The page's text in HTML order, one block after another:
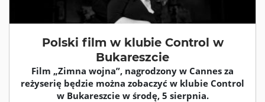
Polski film w klubie Control w
Bukareszcie
Film „Zimna wojna”, nagrodzony w Cannes za
reżyserię będzie można zobaczyć w klubie Control
w Bukareszcie w środę, 5 sierpnia.